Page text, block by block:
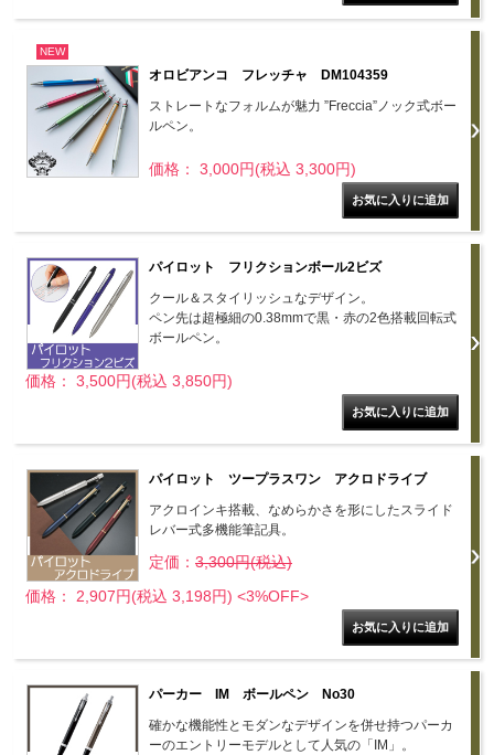
NEW
オロビアンコ フレッチャ DM104359
ストレートなフォルムが魅力 ”Freccia”ノック式ボー
ルペン。
価格： 3,000円(税込 3,300円)
パイロット フリクションボール2ビズ
クール＆スタイリッシュなデザイン。
ペン先は超極細の0.38mmで黒・赤の2色搭載回転式
ボールペン。
価格： 3,500円(税込 3,850円)
パイロット ツープラスワン アクロドライブ
アクロインキ搭載、なめらかさを形にしたスライド
レバー式多機能筆記具。
定価： 3,300円(税込)
価格： 2,907円(税込 3,198円) <3%OFF>
パーカー IM ボールペン No30
確かな機能性とモダンなデザインを併せ持つパーカ
ーのエントリーモデルとして人気の「IM」。